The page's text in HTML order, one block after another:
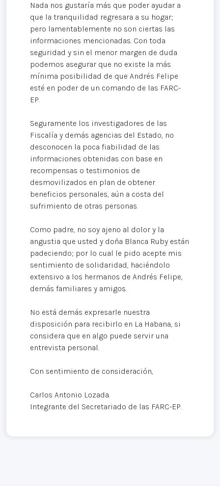
Nada nos gustaría más que poder ayudar a
que la tranquilidad regresara a su hogar;
pero lamentablemente no son ciertas las
informaciones mencionadas. Con toda
seguridad y sin el menor margen de duda
podemos asegurar que no existe la más
mínima posibilidad de que Andrés Felipe
esté en poder de un comando de las FARC-
EP.
Seguramente los investigadores de las
Fiscalía y demás agencias del Estado, no
desconocen la poca fiabilidad de las
informaciones obtenidas con base en
recompensas o testimonios de
desmovilizados en plan de obtener
beneficios personales, aún a costa del
sufrimiento de otras personas.
Como padre, no soy ajeno al dolor y la
angustia que usted y doña Blanca Ruby están
padeciendo; por lo cual le pido acepte mis
sentimiento de solidaridad, haciéndolo
extensivo a los hermanos de Andrés Felipe,
demás familiares y amigos.
No está demás expresarle nuestra
disposición para recibirlo en La Habana, si
considera que en algo puede servir una
entrevista personal.
Con sentimiento de consideración,
Carlos Antonio Lozada.
Integrante del Secretariado de las FARC-EP.